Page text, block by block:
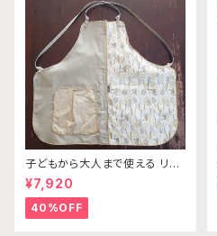
子どもから大人まで使える リバ
ーシブルワークエプロン 森刺
繍ホワイト×ベージュ×ベージュ
¥7,920
40%OFF